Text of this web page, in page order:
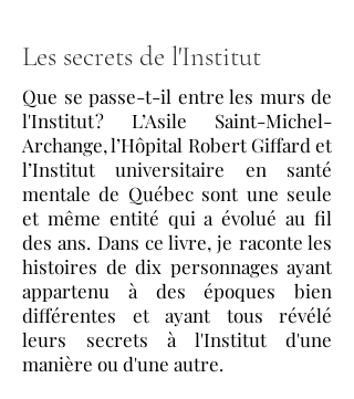
Les secrets de l'Institut
Que se passe-t-il entre les murs de
l'Institut ? L’Asile Saint-Michel-
Archange, l’Hôpital Robert Giffard et
l’Institut universitaire en santé
mentale de Québec sont une seule
et même entité qui a évolué au fil
des ans. Dans ce livre, je raconte les
histoires de dix personnages ayant
appartenu à des époques bien
différentes et ayant tous révélé
leurs secrets à l'Institut d'une
manière ou d'une autre.